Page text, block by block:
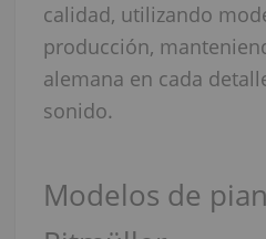
calidad, utilizando
producción,
alemana en cada
sonido.
Modelos de